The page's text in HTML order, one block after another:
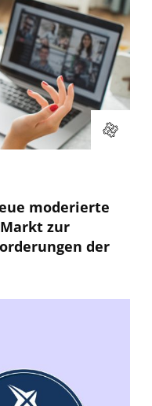
moderierte
zur
der